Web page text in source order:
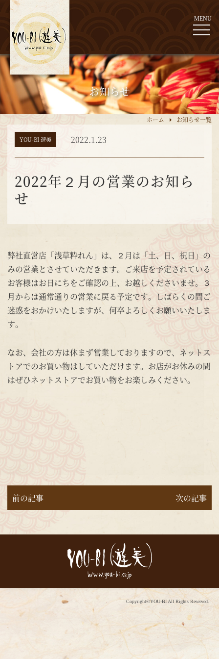
MENU
お知らせ
ホーム お知らせ一覧
YOU-BI 遊美 2022.1.23
2022年２月の営業のお知ら
せ
弊社直営店「浅草粋れん」は、２月は「土、日、祝日」の
みの営業とさせていただきます。ご来店を予定されている
お客様はお日にちをご確認の上、お越しくださいませ。３
月からは通常通りの営業に戻る予定です。しばらくの間ご
迷惑をおかけいたしますが、何卒よろしくお願いいたしま
す。
なお、会社の方は休まず営業しておりますので、ネットス
トアでのお買い物はしていただけます。お店がお休みの間
はぜひネットストアでお買い物をお楽しみください。
前の記事 次の記事
Copyright©YOU-BI All Rights Reserved.